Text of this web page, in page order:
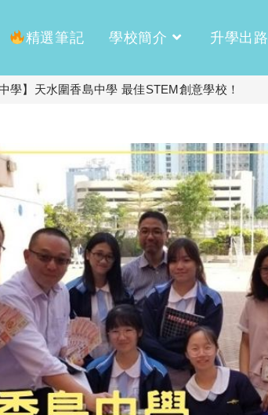
精選筆記 學校簡介 升學出路
學】天水圍香島中學 最佳STEM創意學校！